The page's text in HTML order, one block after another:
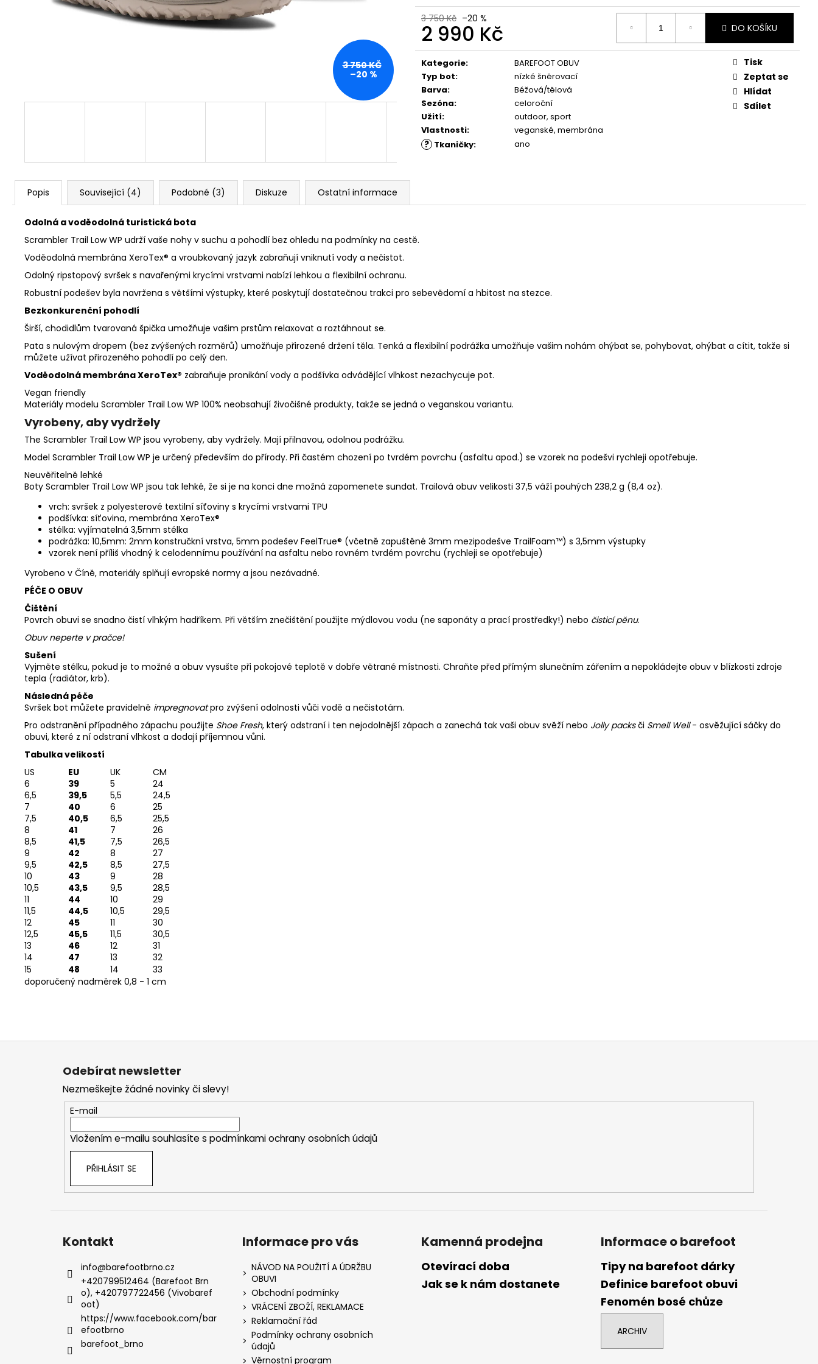
3 750 Kč –20 %
2 990 Kč
Měrná
cena:
DO KOŠÍKU
Kategorie:
BAREFOOT OBUV
Typ bot:
nízké šněrovací
Barva:
Béžová/tělová
Sezóna:
celoroční
Užití:
outdoor, sport
Vlastnosti: veganské, membrána
? Tkaničky: ano
Tisk
Zeptat se
Hlídat
Sdílet
3 750 KČ
–20 %
Popis Související (4) Podobné (3) Diskuze Ostatní informace
Odolná a voděodolná turistická bota
Scrambler Trail Low WP udrží vaše nohy v suchu a pohodlí bez ohledu na podmínky na cestě.
Voděodolná membrána XeroTex® a vroubkovaný jazyk zabraňují vniknutí vody a nečistot.
Odolný ripstopový svršek s navařenými krycími vrstvami nabízí lehkou a flexibilní ochranu.
Robustní podešev byla navržena s většími výstupky, které poskytují dostatečnou trakci pro sebevědomí a hbitost na stezce.
Bezkonkurenční pohodlí
Širší, chodidlům tvarovaná špička umožňuje vašim prstům relaxovat a roztáhnout se.
Pata s nulovým dropem (bez zvýšených rozměrů) umožňuje přirozené držení těla. Tenká a flexibilní podrážka umožňuje vašim nohám ohýbat se, pohybovat, ohýbat a cítit, takže si
můžete užívat přirozeného pohodlí po celý den.
Voděodolná membrána XeroTex® zabraňuje pronikání vody a podšívka odvádějící vlhkost nezachycuje pot.
Vegan friendly
Materiály modelu Scrambler Trail Low WP 100% neobsahují živočišné produkty, takže se jedná o veganskou variantu.
Vyrobeny, aby vydržely
The Scrambler Trail Low WP jsou vyrobeny, aby vydržely. Mají přilnavou, odolnou podrážku.
Model Scrambler Trail Low WP je určený především do přírody. Při častém chození po tvrdém povrchu (asfaltu apod.) se vzorek na podešvi rychleji opotřebuje.
Neuvěřitelně lehké
Boty Scrambler Trail Low WP jsou tak lehké, že si je na konci dne možná zapomenete sundat. Trailová obuv velikosti 37,5 váží pouhých 238,2 g (8,4 oz).
vrch: svršek z polyesterové textilní síťoviny s krycími vrstvami TPU
podšívka: síťovina, membrána XeroTex®
stélka: vyjímatelná 3,5mm stélka
podrážka: 10,5mm: 2mm konstručkní vrstva, 5mm podešev FeelTrue® (včetně zapuštěné 3mm mezipodešve TrailFoam™) s 3,5mm výstupky
vzorek není příliš vhodný k celodennímu používání na asfaltu nebo rovném tvrdém povrchu (rychleji se opotřebuje)
Vyrobeno v Číně, materiály splňují evropské normy a jsou nezávadné.
PÉČE O OBUV
Čištění
Povrch obuvi se snadno čistí vlhkým hadříkem. Při větším znečištění použijte mýdlovou vodu (ne saponáty a prací prostředky!) nebo čisticí pěnu.
Obuv neperte v pračce!
Sušení
Vyjměte stélku, pokud je to možné a obuv vysušte při pokojové teplotě v dobře větrané místnosti. Chraňte před přímým slunečním zářením a nepokládejte obuv v blízkosti zdroje
tepla (radiátor, krb).
Následná péče
Svršek bot můžete pravidelně impregnovatpro zvýšení odolnosti vůči vodě a nečistotám.
Pro odstranění případného zápachu použijte Shoe Fresh, který odstraní i ten nejodolnější zápach a zanechá tak vaši obuv svěží nebo Jolly packs či Smell Well- osvěžující sáčky do
obuvi, které z ní odstraní vlhkost a dodají příjemnou vůni.
Tabulka velikostí
US
EU UK
CM
6
39 5
24
6,5
39,5 5,5
24,5
7
40 6
25
7,5
40,5 6,5
25,5
8
41 7
26
8,5
41,5 7,5
26,5
9
42 8
27
9,5
42,5 8,5
27,5
10
43 9
28
10,5
43,5 9,5
28,5
11
44 10
29
11,5
44,5 10,5
29,5
12
45 11
30
12,5
45,5 11,5
30,5
13
46 12
31
14
47 13
32
15
48 14
33
doporučený nadměrek 0,8 - 1 cm
1 Kč
89 Kč
219 Kč
Z
Odebírat newsletter
Nezmeškejte žádné novinky či slevy!
E-mail
Vložením e-mailu souhlasíte s podmínkami ochrany osobních údajů
PŘIHLÁSIT SE
Kontakt
info@barefootbrno.cz
+420799512464 (Barefoot Brn
o), +420797722456 (Vivobaref
oot)
https://www.facebook.com/bar
efootbrno
barefoot_brno
Informace pro vás
NÁVOD NA POUŽITÍ A ÚDRŽBU
OBUVI
Obchodní podmínky
VRÁCENÍ ZBOŽÍ, REKLAMACE
Reklamační řád
Podmínky ochrany osobních
údajů
Věrnostní program
Kamenná prodejna
Otevírací doba
Jak se k nám dostanete
Informace o barefoot
Tipy na barefoot dárky
Definice barefoot obuvi
Fenomén bosé chůze
ARCHIV